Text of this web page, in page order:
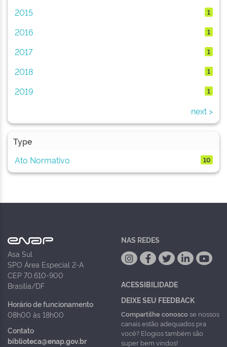
2015 1
2016 1
2017 1
2018 1
2019 1
next >
Type
Ato Normativo
10
Asa Sul
SPO Área Especial 2-A
CEP 70.610-900
Brasília/DF
Horário de funcionamento
08h00 às 18h00
Contato
biblioteca@enap.gov.br
NAS REDES
ACESSIBILIDADE
DEIXE SEU FEEDBACK
Compartilhe conoscose nossos
canais estão adequados pra
você? Elogios também são
super bem vindos!